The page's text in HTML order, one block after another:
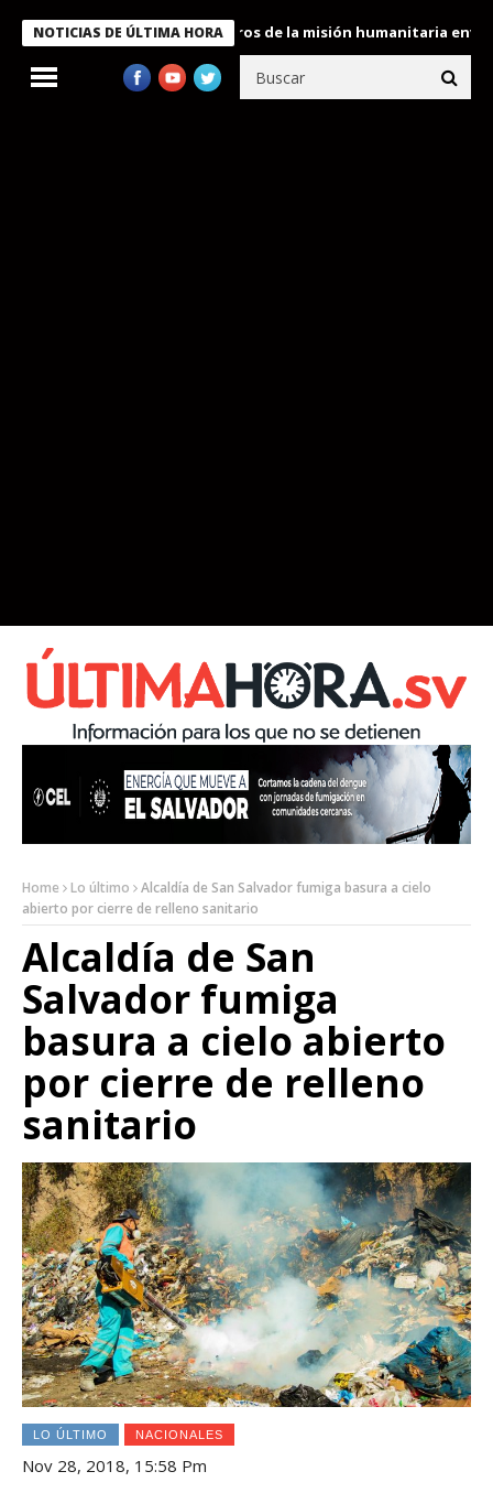
NOTICIAS DE ÚLTIMA HORA
condecora a miembros de la misión humanitaria enviada a
Home Lo último
Alcaldía de San Salvador fumiga basura a cielo
abierto por cierre de relleno sanitario
Alcaldía de San
Salvador fumiga
basura a cielo abierto
por cierre de relleno
sanitario
LO ÚLTIMO NACIONALES
Nov 28, 2018, 15:58 Pm